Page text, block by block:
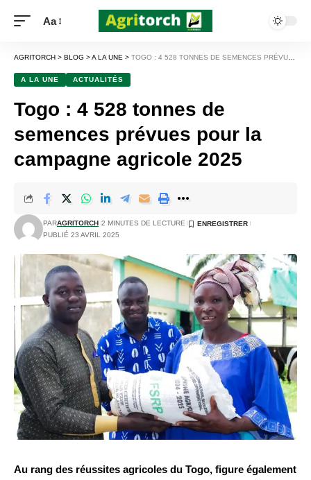
Aa
AGRITORCH > BLOG >A LA UNE > TOGO : 4 528 TONNES DE SEMENCES PRÉVUES POUR LA CAMPAGNE AGRICOLE 2025
A LA UNE ACTUALITÉS
Togo : 4 528 tonnes de
semences prévues pour la
campagne agricole 2025
PARAGRITORCH 2 MINUTES DE LECTURE
PUBLIÉ 23 AVRIL 2025
Au rang des réussites agricoles du Togo, figure également